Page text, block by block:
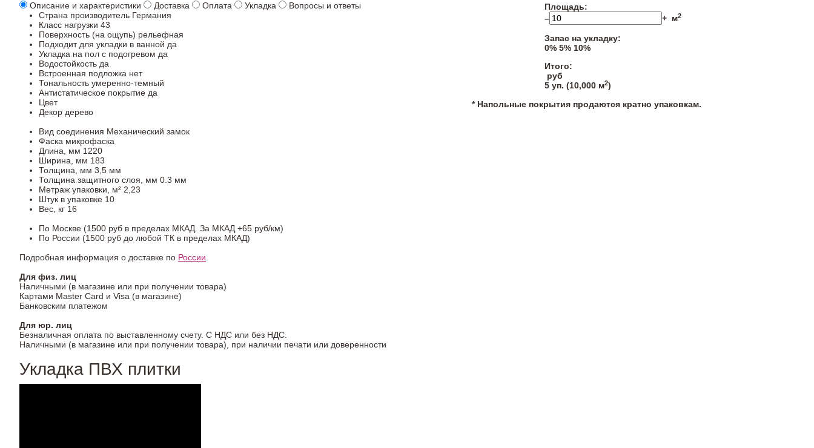
Площадь:
–
+ м2
Запас на укладку:
0% 5% 10%
Итого:
руб
5 уп. (10,000 м2)
* Напольные покрытия продаются кратно упаковкам.
Описание и характеристики Доставка Оплата Укладка
Вопросы и ответы
Страна производитель Германия
Класс нагрузки 43
Поверхность (на ощупь) рельефная
Подходит для укладки в ванной да
Укладка на пол c подогревом да
Водостойкость да
Встроенная подложка нет
Тональность умеренно-темный
Антистатическое покрытие да
Цвет
Декор дерево
Вид соединения Механический замок
Фаска микрофаска
Длина, мм 1220
Ширина, мм 183
Толщина, мм 3,5 мм
Толщина защитного слоя, мм 0.3 мм
Метраж упаковки, м² 2,23
Штук в упаковке 10
Вес, кг 16
По Москве (1500 руб в пределах МКАД. За МКАД +65 руб/км)
По России (1500 руб до любой ТК в пределах МКАД)
Подробная информация о доставке по России.
Для физ. лиц
Наличными (в магазине или при получении товара)
Картами Master Card и Visa (в магазине)
Банковским платежом
Для юр. лиц
Безналичная оплата по выставленному счету. С НДС или без НДС.
Наличными (в магазине или при получении товара), при наличии печати или доверенности
Укладка ПВХ плитки